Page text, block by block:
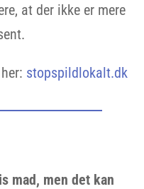
at der ikke er mere
stopspildlokalt.dk
mad, men det kan